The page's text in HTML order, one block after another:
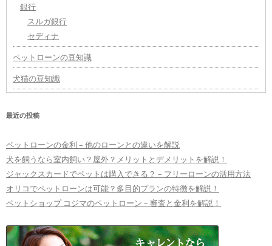
銀行
スルガ銀行
セディナ
ペットローンの豆知識
犬猫の豆知識
最近の投稿
ペットローンの金利 – 他のローンとの違いを解説
犬を飼うなら室内飼い？屋外？メリットとデメリットを解説！
ジャックスカードでペットは購入できる？ – フリーローンの活用方法
オリコでペットローンは可能？多目的プランの特徴を解説！
ペットショップ コジマのペットローン – 審査と金利を解説！